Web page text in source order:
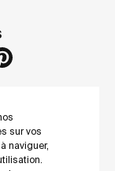
sur vos
naviguer,